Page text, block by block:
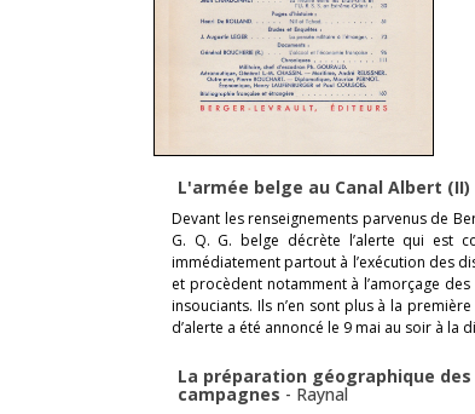
L'armée belge au Canal Albert (II)
Devant les renseignements parvenus de
G. Q. G. belge décrète l’alerte qui est
immédiatement partout à l’exécution des
et procèdent notamment à l’amorçage
insouciants. Ils n’en sont plus à la
d’alerte a été annoncé le 9 mai au soir à la
La préparation géographique
campagnes - Raynal